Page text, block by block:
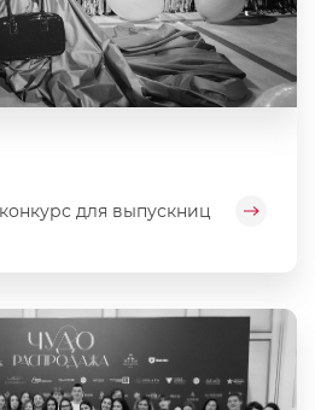
для выпускниц